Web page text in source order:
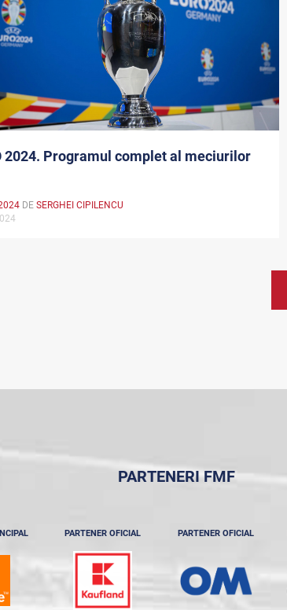
2024. Programul complet al meciurilor
DE SERGHEI CIPILENCU
PARTENERI FMF
PARTENER OFICIAL PARTENER OFICIAL